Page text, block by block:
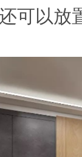
可以放